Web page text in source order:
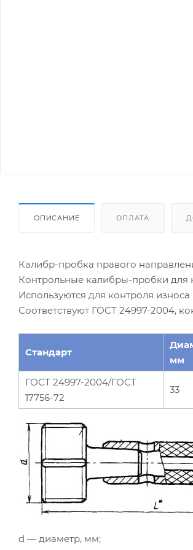
ОПИСАНИЕ ОПЛАТА
Калибр-пробка правого
Контрольные калибры-пробки для
Используются для контроля
Соответствуют ГОСТ 24997-2004,
Стандарт
мм
ГОСТ 24997-2004/ГОСТ
17756-72
33
d — диаметр, мм;